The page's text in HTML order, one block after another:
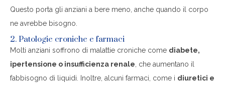
Questo porta gli anziani a bere meno, anche quando il corpo
ne avrebbe bisogno.
2. Patologie croniche e farmaci
Molti anziani soffrono di malattie croniche come diabete,
ipertensione o insufficienza renale , che aumentano il
fabbisogno di liquidi. Inoltre, alcuni farmaci, come i diuretici e